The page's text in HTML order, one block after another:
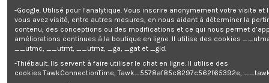
générateur parfaitement adapté pour tous les équipements qui ne
supportent pas de variations de tension comme par exemple les appareils
électroniques. En baissant son régime moteur, il permet également de
consommer moins de carburant.
Caractéristiques :
- Moteur 4 temps refroidi par air d'une cylindrée de 79.7cc
-Google. Utilisé pour l’analytique. Vous inscrire anonymement votre visite et
vous avez visité, entre autres mesures, en nous aidant à déterminer la
contenu, des conceptions ou des modifications et ce qui nous permet
améliorations continues à la boutique en ligne. Il utilise des cookies
__utmc, __utmt, __utmz, _ga, _gat et _gid.
-Thiébault. Ils servent à faire utiliser le chat en ligne. Il utilise des
cookies TawkConnectionTime, Tawk_5578af85c8297c562f65392e,